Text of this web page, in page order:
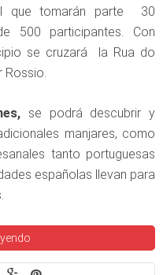
tomarán parte 30
500 participantes. Con
se cruzará la Rua do
Rossio.
se podrá descubrir y
manjares, como
tanto portuguesas
españolas llevan para